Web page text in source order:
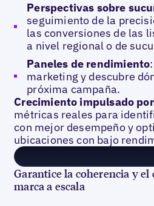
Perspectivas sobre
seguimiento de la
las conversiones de las
a nivel regional o de
Paneles de rendimiento
marketing y descubre
próxima campaña.
Crecimiento impulsado
métricas reales para
con mejor desempeño y
ubicaciones con bajo
Garantice la coherencia y
marca a escala